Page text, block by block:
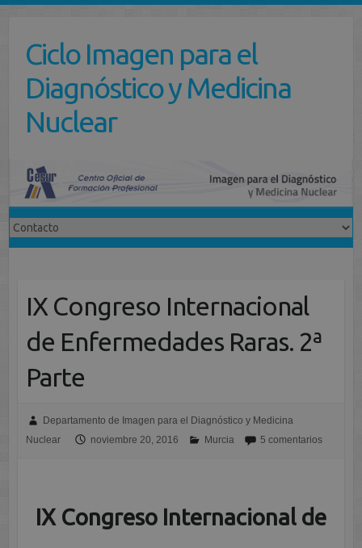
contenidoCiclo Imagen para el
Diagnóstico y Medicina
Nuclear
IX Congreso Internacional
de Enfermedades Raras. 2ª
Parte
Departamento de Imagen para el Diagnóstico y Medicina
Nuclear
noviembre 20, 2016 Murcia 5 comentarios
IX Congreso Internacional de